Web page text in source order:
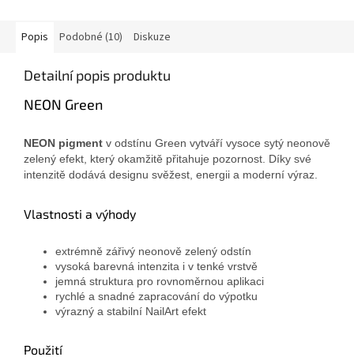
Popis Podobné (10) Diskuze
Detailní popis produktu
NEON Green
NEON pigment v odstínu Green vytváří vysoce sytý neonově
zelený efekt, který okamžitě přitahuje pozornost. Díky své
intenzitě dodává designu svěžest, energii a moderní výraz.
Vlastnosti a výhody
extrémně zářivý neonově zelený odstín
vysoká barevná intenzita i v tenké vrstvě
jemná struktura pro rovnoměrnou aplikaci
rychlé a snadné zapracování do výpotku
výrazný a stabilní NailArt efekt
Použití